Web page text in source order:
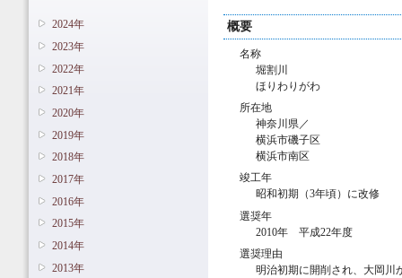
2024年
2023年
2022年
2021年
2020年
2019年
2018年
2017年
2016年
2015年
2014年
2013年
概要
名称
堀割川
ほりわりがわ
所在地
神奈川県／
横浜市磯子区
横浜市南区
竣工年
昭和初期（3年頃）に改修
選奨年
2010年 平成22年度
選奨理由
明治初期に開削され、大岡川